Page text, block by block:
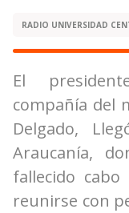
RADIO UNIVERSIDAD
El
compañía del
Delgado,
Araucanía,
fallecido
reunirse con